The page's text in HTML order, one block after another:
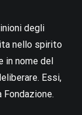
degli
nello spirito
in nome del
Essi,
Fondazione.